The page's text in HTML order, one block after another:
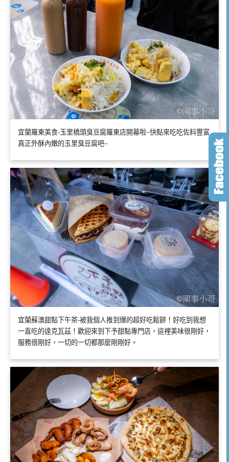
宜蘭羅東美食-玉里橋頭臭豆腐羅東店開幕啦~快點來吃吃佐料豐富
真正外酥內嫩的玉里臭豆腐吧~
宜蘭蘇澳甜點下午茶-被我個人推到爆的超好吃鬆餅！好吃到我想
一直吃的達克瓦茲！歡迎來到下予甜點專門店，這裡美味很剛好，
服務很剛好，一切的一切都那麼剛剛好。